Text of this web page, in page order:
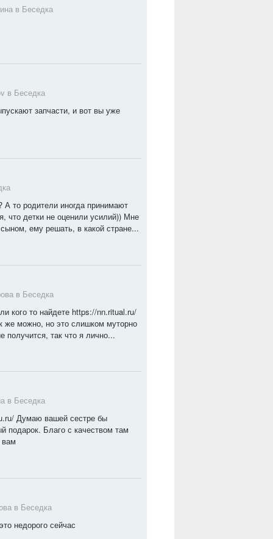
в Беседка
в Беседка
запчасти, и вот вы уже
то родители иногда принимают
что детки не оценили усилий)) Мне
ему решать, в какой стране...
в Беседка
кого то найдете https://nn.ritual.ru/
же можно, но это слишком муторно
получится, так что я лично...
в Беседка
Думаю вашей сестре бы
подарок. Благо с качеством там
в Беседка
недорого сейчас